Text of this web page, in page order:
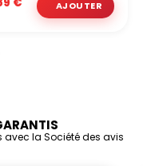
avec la Société des avis